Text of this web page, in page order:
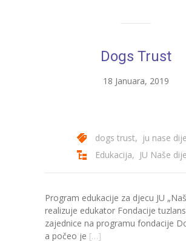
Dogs Trust
18 Januara, 2019
dogs trust, ju nase
Edukacija, JU Naše
Program edukacije za djecu JU
realizuje edukator Fondacije
zajednice na programu fondacije
a počeo je […]